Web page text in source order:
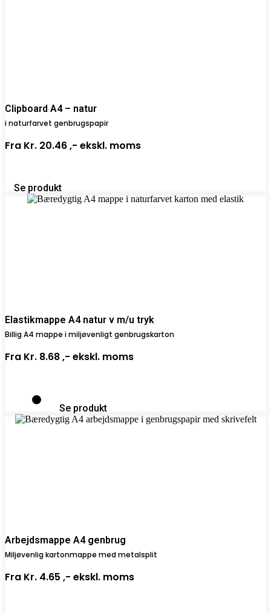
Clipboard A4 – natur
i naturfarvet genbrugspapir
Fra Kr. 20.46 ,- ekskl. moms
Se produkt
Elastikmappe A4 natur v m/u tryk
Billig A4 mappe i miljøvenligt genbrugskarton
Fra Kr. 8.68 ,- ekskl. moms
Se produkt
Arbejdsmappe A4 genbrug
Miljøvenlig kartonmappe med metalsplit
Fra Kr. 4.65 ,- ekskl. moms